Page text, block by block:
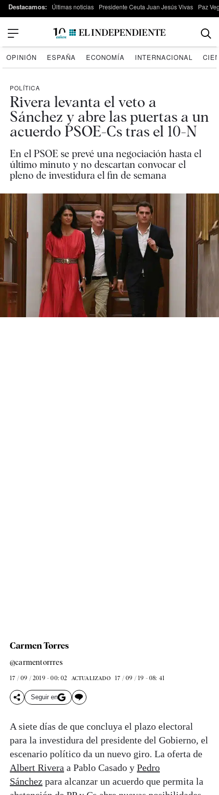
Destacamos: Últimas noticias Presidente Ceuta Juan Jesús Vivas Paz
OPINIÓN ESPAÑA ECONOMÍA INTERNACIONAL
POLÍTICA
Rivera levanta el veto a
Sánchez y abre las puertas a un
acuerdo PSOE-Cs tras el 10-N
En el PSOE se prevé una negociación hasta el
último minuto y no descartan convocar el
pleno de investidura el fin de semana
Carmen Torres
@carmentorrres
17 / 09 / 2019 - 00: 02 ACTUALIZADO 17 / 09 / 19 - 08: 41
Seguir en
A siete días de que concluya el plazo electoral
para la investidura del presidente del Gobierno, el
escenario político da un nuevo giro. La oferta de
Albert Rivera a Pablo Casado y Pedro
Sánchez para alcanzar un acuerdo que permita la